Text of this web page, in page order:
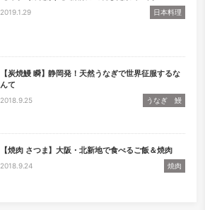
2019.1.29 日本料理
【炭焼鰻 瞬】静岡発！天然うなぎで世界征服するな
んて
2018.9.25 うなぎ 鰻
【焼肉 さつま】大阪・北新地で食べるご飯＆焼肉
2018.9.24 焼肉